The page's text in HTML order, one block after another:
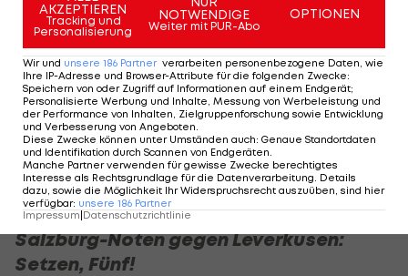
Der Däne hält fest: "Wir sind momentan nicht in
einer Position, in der wir Leverkusen
herausfordern können. Jetzt ist nicht die Zeit,
Champions-League-Spiele zu gewinnen, sondern
Bundesliga-Spiele zu gewinnen."
(Text wird unterhalb fortgesetzt)
Salzburg-Noten gegen Leverkusen:
Setzen, Fünf!
AKZEPTIEREN
Tracking und
Personalisierung
NOTWENDIGE
Weiter mit PUR-Abo
OPTIONEN
Wir und unsere 186 Partner verarbeiten personenbezogene Daten, wie
Ihre IP-Adresse und Browser-Attribute für die folgenden Zwecke:
Speichern von oder Zugriff auf Informationen auf einem Endgerät;
Personalisierte Werbung und Inhalte, Messung von Werbeleistung und
der Performance von Inhalten, Zielgruppenforschung sowie Entwicklung
und Verbesserung von Angeboten
Diese Zwecke können unter Umständen auch: Genaue Standortdaten
und Identifikation durch Scannen von Endgeräten
Manche Partner verwenden für gewisse Zwecke berechtigtes
Interesse als Rechtsgrundlage für die Datenverarbeitung. Details
dazu, sowie die Möglichkeit Ihr Widerspruchsrecht auszuüben, sind hier
verfügbar: unsere 186 Partner
Impressum|Datenschutzrichtlinie